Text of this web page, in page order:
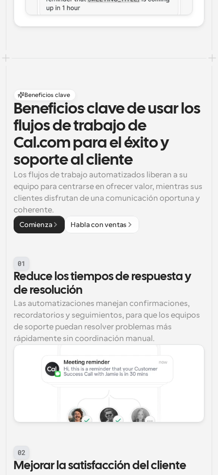
Beneficios clave
Beneficios clave de usar los
flujos de trabajo de
Cal.com para el éxito y
soporte al cliente
Los flujos de trabajo automatizados liberan a su
equipo para centrarse en ofrecer valor, mientras sus
clientes disfrutan de una comunicación oportuna y
coherente.
Comienza Habla con ventas
01
Reduce los tiempos de respuesta y
de resolución
Las automatizaciones manejan confirmaciones,
recordatorios y seguimientos, para que los equipos
de soporte puedan resolver problemas más
rápidamente sin coordinación manual.
02
Mejorar la satisfacción del cliente